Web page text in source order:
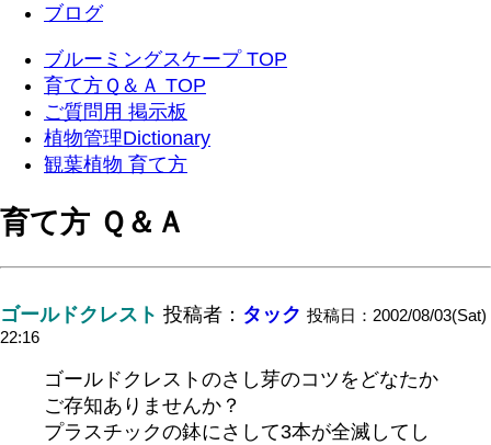
ブログ
ブルーミングスケープ TOP
育て方Ｑ＆Ａ TOP
ご質問用 掲示板
植物管理Dictionary
観葉植物 育て方
育て方 Ｑ＆Ａ
ゴールドクレスト 投稿者： タック 投稿日：2002/08/03(Sat)
22:16
ゴールドクレストのさし芽のコツをどなたか
ご存知ありませんか？
プラスチックの鉢にさして3本が全滅してし